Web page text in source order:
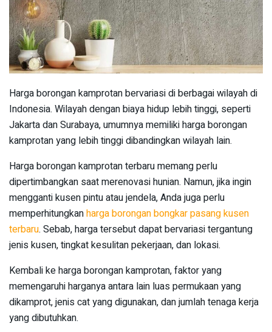
Harga borongan kamprotan bervariasi di berbagai wilayah di
Indonesia. Wilayah dengan biaya hidup lebih tinggi, seperti
Jakarta dan Surabaya, umumnya memiliki harga borongan
kamprotan yang lebih tinggi dibandingkan wilayah lain.
Harga borongan kamprotan terbaru memang perlu
dipertimbangkan saat merenovasi hunian. Namun, jika ingin
mengganti kusen pintu atau jendela, Anda juga perlu
memperhitungkanharga borongan bongkar pasang kusen
terbaru. Sebab, harga tersebut dapat bervariasi tergantung
jenis kusen, tingkat kesulitan pekerjaan, dan lokasi.
Kembali ke harga borongan kamprotan, faktor yang
memengaruhi harganya antara lain luas permukaan yang
dikamprot, jenis cat yang digunakan, dan jumlah tenaga kerja
yang dibutuhkan.